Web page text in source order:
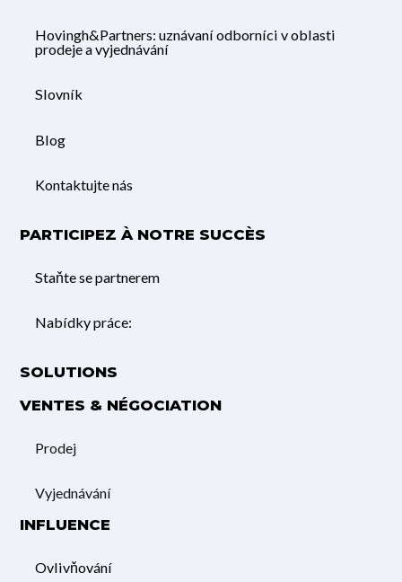
Hovingh&Partners: uznávaní odborníci v oblasti
prodeje a vyjednávání
Slovník
Blog
Kontaktujte nás
PARTICIPEZ À NOTRE SUCCÈS
Staňte se partnerem
Nabídky práce:
SOLUTIONS
VENTES & NÉGOCIATION
Prodej
Vyjednávání
INFLUENCE
Ovlivňování